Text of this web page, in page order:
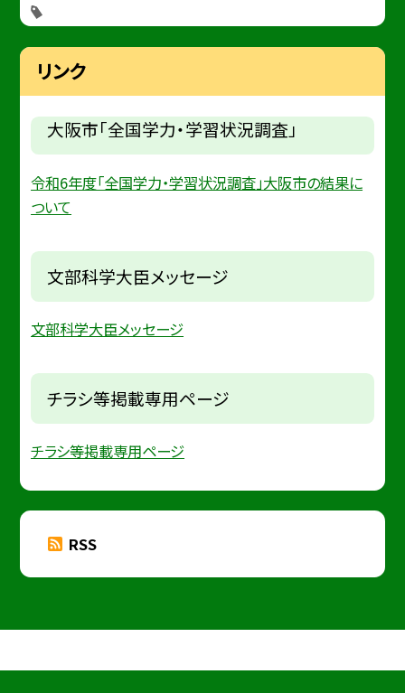
リンク
大阪市「全国学力・学習状況調査」
令和6年度「全国学力・学習状況調査」大阪市の結果に
ついて
文部科学大臣メッセージ
文部科学大臣メッセージ
チラシ等掲載専用ページ
チラシ等掲載専用ページ
RSS